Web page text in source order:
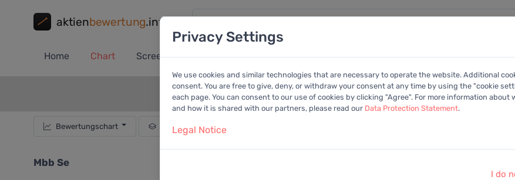
aktienbewertung.info
Home Chart Screener Portfolio Analysen Kalender Anleitung Mitglied
+Portfolio
Bewertungschart Dividende
Mbb Se
Privacy Settings
We use cookies and similar technologies that are necessary to operate the website. Additional
consent. You are free to give, deny, or withdraw your consent at any time by using the "cookie
each page. You can consent to our use of cookies by clicking "Agree". For more information
and how it is shared with our partners, please read our Data Protection Statement.
Legal Notice
I do